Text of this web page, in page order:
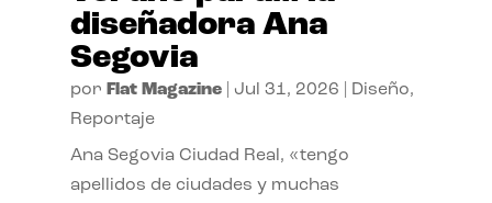
diseñadora Ana
Segovia
por Flat Magazine| Jul 31, 2026 Diseño,
Reportaje
Ana Segovia Ciudad Real, «tengo
apellidos de ciudades y muchas